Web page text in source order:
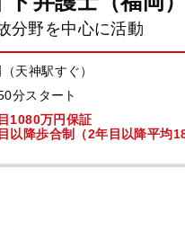
分野を中心に活動
天神駅すぐ）
分スタート
1080万円保証
以降歩合制（2年目以降平均